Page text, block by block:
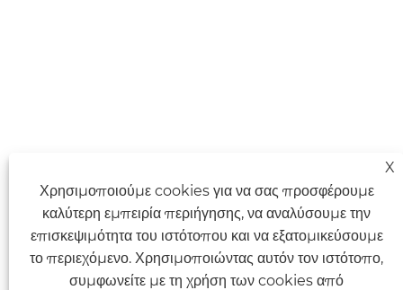
X
Χρησιμοποιούμε cookies για να σας προσφέρουμε
καλύτερη εμπειρία περιήγησης, να αναλύσουμε την
επισκεψιμότητα του ιστότοπου και να εξατομικεύσουμε
το περιεχόμενο. Χρησιμοποιώντας αυτόν τον ιστότοπο,
συμφωνείτε με τη χρήση των cookies από